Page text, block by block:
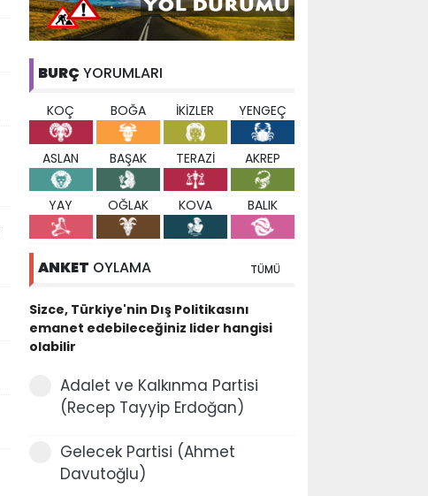
BURÇ YORUMLARI
KOÇ BOĞA İKİZLER YENGEÇ
ASLAN BAŞAK TERAZİ AKREP
YAY OĞLAK KOVA BALIK
ANKET OYLAMA TÜMÜ
Sizce, Türkiye'nin Dış Politikasını
emanet edebileceğiniz lider hangisi
olabilir
Adalet ve Kalkınma Partisi
(Recep Tayyip Erdoğan)
Gelecek Partisi (Ahmet
Davutoğlu)